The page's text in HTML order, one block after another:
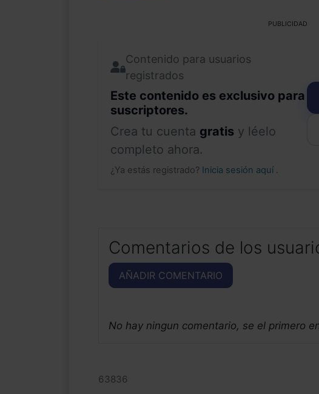
PUBLICIDAD
Contenido para usuarios
registrados
Este contenido es exclusivo para
suscriptores.
Crea tu cuenta gratis y léelo
completo ahora.
¿Ya estás registrado? Inicia sesión aquí .
Comentarios de los
AÑADIR COMENTARIO
No hay ningun comentario, se el primero
63836